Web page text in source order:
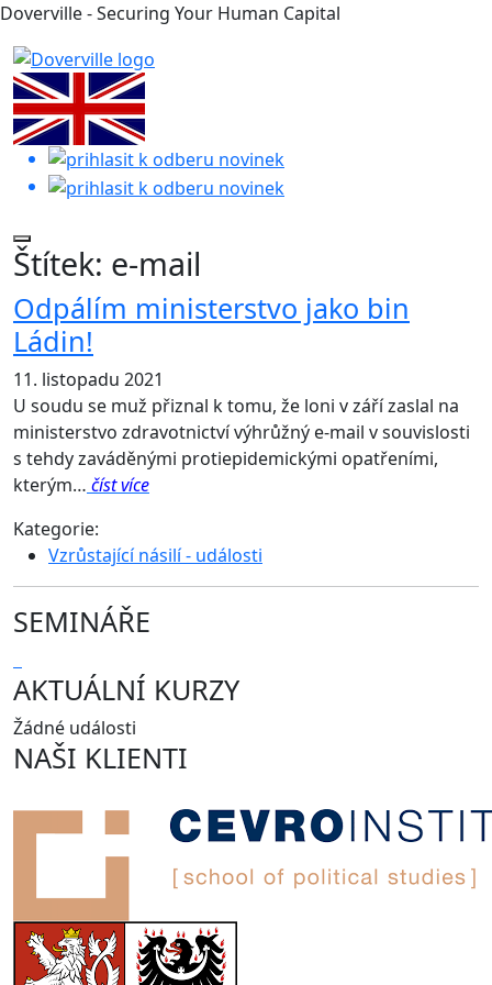
Doverville - Securing Your Human Capital
Štítek: e-mail
Odpálím ministerstvo jako bin
Ládin!
11. listopadu 2021
U soudu se muž přiznal k tomu, že loni v září zaslal na
ministerstvo zdravotnictví výhrůžný e-mail v souvislosti
s tehdy zaváděnými protiepidemickými opatřeními,
kterým… číst více
Kategorie:
Vzrůstající násilí - události
SEMINÁŘE
AKTUÁLNÍ KURZY
Žádné události
NAŠI KLIENTI